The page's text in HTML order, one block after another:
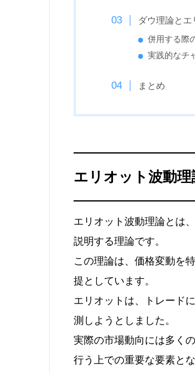
ダウ理論と
併用する際
実践的なチ
まとめ
エリオット波動理
エリオット波動理論とは
説明する理論です。
この理論は、価格変動を
提としています。
エリオットは、トレード
測しようとしました。
実際の市場動向には多く
行う上での重要な要素とな